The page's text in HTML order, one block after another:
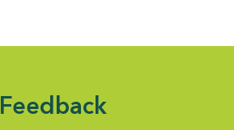
Feedback